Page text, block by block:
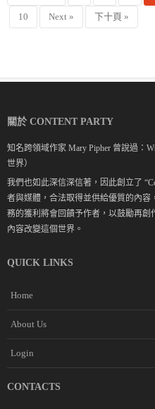
10 Next » 下十頁 »
關於 CONTENT PARTY
知名跨領域作家 Mary Pipher 曾說過：
世界）
我們也如此深信深信著，因此創立了
者與媒體，合法取得並供給優質的內
務的獲利將會回饋予作者，以鼓勵再創
內容改變這個世界。
QUICK LINKS
Home
About Us
Login
CONTACTS